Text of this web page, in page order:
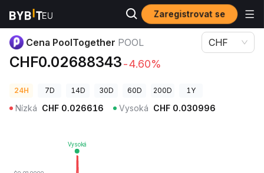
Zaregistrovat se
Ceny kryptoměn Cena PoolTogether POOL
Cena PoolTogether POOL
CHF0.02688343-4.60%
CHF
24H 7D 14D 30D 60D 200D 1Y
Nízká CHF 0.026616 Vysoká CHF 0.030996